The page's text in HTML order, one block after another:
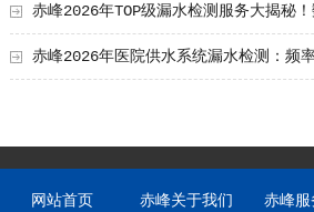
家排第几？
赤峰2026年TOP级漏水检测服务大揭秘
着怎样的行业奥秘？
赤峰2026年医院供水系统漏水检测：频
网站首页 赤峰关于我们 赤峰服